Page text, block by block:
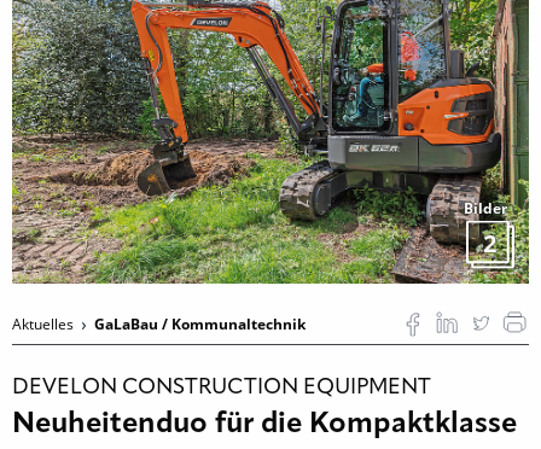
Bilder
2
Aktuelles GaLaBau / Kommunaltechnik
DEVELON CONSTRUCTION EQUIPMENT
Neuheitenduo für die Kompaktklasse